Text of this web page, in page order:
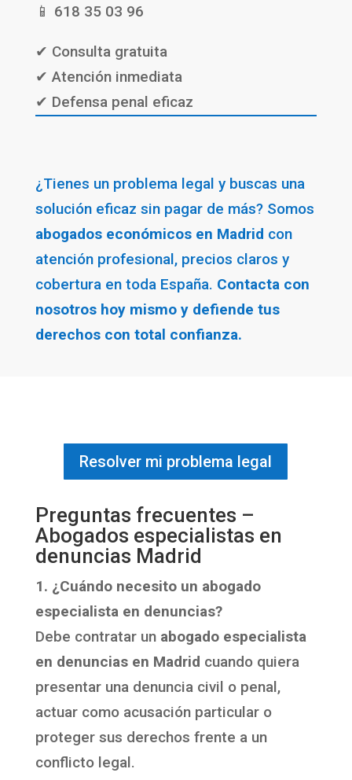
📱 618 35 03 96
✔ Consulta gratuita
✔ Atención inmediata
✔ Defensa penal eficaz
¿Tienes un problema legal y buscas una
solución eficaz sin pagar de más? Somos
abogados económicos en Madrid con
atención profesional, precios claros y
cobertura en toda España. Contacta con
nosotros hoy mismo y defiende tus
derechos con total confianza.
Resolver mi problema legal
Preguntas frecuentes –
Abogados especialistas en
denuncias Madrid
1. ¿Cuándo necesito un abogado
especialista en denuncias?
Debe contratar un abogado especialista
en denuncias en Madrid cuando quiera
presentar una denuncia civil o penal,
actuar como acusación particular o
proteger sus derechos frente a un
conflicto legal.